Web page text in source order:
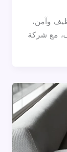
وآمن،
مع شركة